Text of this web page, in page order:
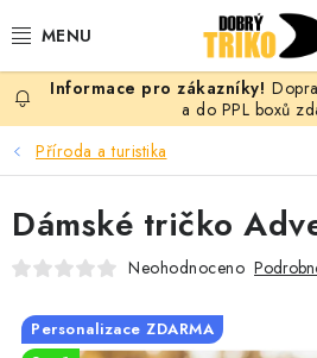
na
PRO ŽENY
PRO MUŽE
PRO DĚTI
PRO PÁRY
a do PPL boxů
Příroda a turistika
Dámské tričko
Neohodnoceno
Personalizace ZDARMA